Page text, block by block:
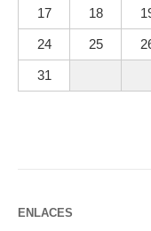
17 18
24 25
31
ENLACES